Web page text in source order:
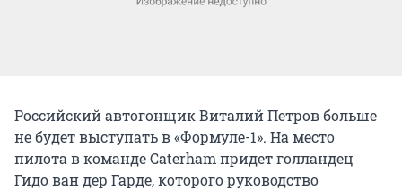
Российский автогонщик Виталий Петров больше
не будет выступать в «Формуле-1». На место
пилота в команде Caterham придет голландец
Гидо ван дер Гарде, которого руководство